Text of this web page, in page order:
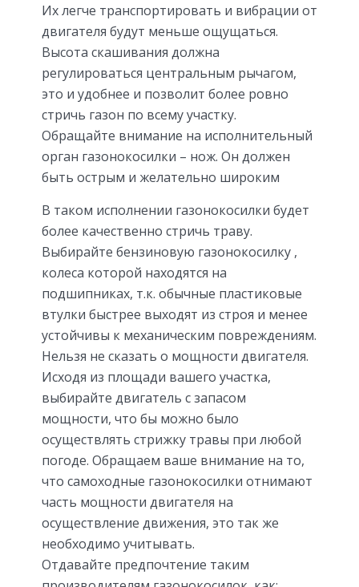
Их легче транспортировать и вибрации от
двигателя будут меньше ощущаться.
Высота скашивания должна
регулироваться центральным рычагом,
это и удобнее и позволит более ровно
стричь газон по всему участку.
Обращайте внимание на исполнительный
орган газонокосилки – нож. Он должен
быть острым и желательно широким
В таком исполнении газонокосилки будет
более качественно стричь траву.
Выбирайте бензиновую газонокосилку ,
колеса которой находятся на
подшипниках, т.к. обычные пластиковые
втулки быстрее выходят из строя и менее
устойчивы к механическим повреждениям.
Нельзя не сказать о мощности двигателя.
Исходя из площади вашего участка,
выбирайте двигатель с запасом
мощности, что бы можно было
осуществлять стрижку травы при любой
погоде. Обращаем ваше внимание на то,
что самоходные газонокосилки отнимают
часть мощности двигателя на
осуществление движения, это так же
необходимо учитывать.
Отдавайте предпочтение таким